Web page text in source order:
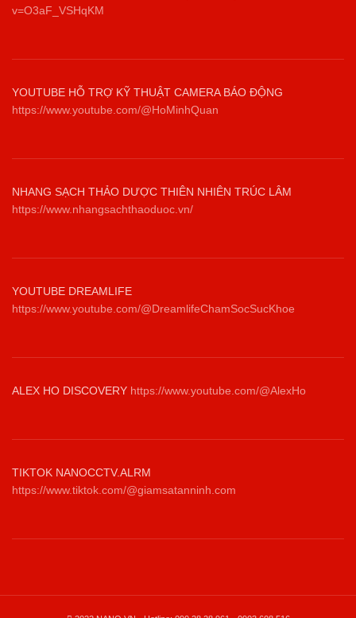
v=O3aF_VSHqKM
YOUTUBE HỖ TRỢ KỸ THUẬT CAMERA BÁO ĐỘNG
https://www.youtube.com/@HoMinhQuan
NHANG SẠCH THẢO DƯỢC THIÊN NHIÊN TRÚC LÂM
https://www.nhangsachthaoduoc.vn/
YOUTUBE DREAMLIFE
https://www.youtube.com/@DreamlifeChamSocSucKhoe
ALEX HO DISCOVERY https://www.youtube.com/@AlexHo
TIKTOK NANOCCTV.ALRM
https://www.tiktok.com/@giamsatanninh.com